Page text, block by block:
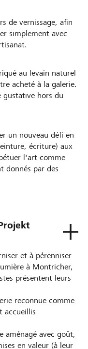
de vernissage, afin
simplement avec
au levain naturel
acheté à la galerie.
gustative hors du
un nouveau défi en
écriture) aux
l'art comme
donnés par des
et à pérenniser
à Montricher,
présentent leurs
reconnue comme
accueillis
aménagé avec goût,
en valeur (à leur